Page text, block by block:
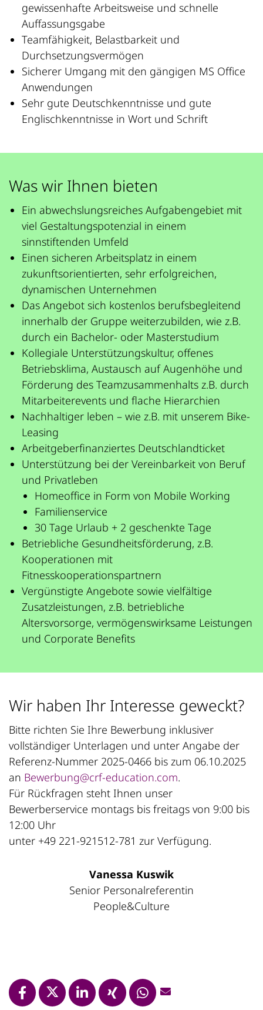
gewissenhafte Arbeitsweise und schnelle
Auffassungsgabe
Teamfähigkeit, Belastbarkeit und
Durchsetzungsvermögen
Sicherer Umgang mit den gängigen MS Office
Anwendungen
Sehr gute Deutschkenntnisse und gute
Englischkenntnisse in Wort und Schrift
Was wir Ihnen bieten
Ein abwechslungsreiches Aufgabengebiet mit
viel Gestaltungspotenzial in einem
sinnstiftenden Umfeld
Einen sicheren Arbeitsplatz in einem
zukunftsorientierten, sehr erfolgreichen,
dynamischen Unternehmen
Das Angebot sich kostenlos berufsbegleitend
innerhalb der Gruppe weiterzubilden, wie z.B.
durch ein Bachelor- oder Masterstudium
Kollegiale Unterstützungskultur, offenes
Betriebsklima, Austausch auf Augenhöhe und
Förderung des Teamzusammenhalts z.B. durch
Mitarbeiterevents und flache Hierarchien
Nachhaltiger leben – wie z.B. mit unserem Bike-
Leasing
Arbeitgeberfinanziertes Deutschlandticket
Unterstützung bei der Vereinbarkeit von Beruf
und Privatleben
Homeoffice in Form von Mobile Working
Familienservice
30 Tage Urlaub + 2 geschenkte Tage
Betriebliche Gesundheitsförderung, z.B.
Kooperationen mit
Fitnesskooperationspartnern
Vergünstigte Angebote sowie vielfältige
Zusatzleistungen, z.B. betriebliche
Altersvorsorge, vermögenswirksame Leistungen
und Corporate Benefits
Wir haben Ihr Interesse geweckt?
Bitte richten Sie Ihre Bewerbung inklusiver
vollständiger Unterlagen und unter Angabe der
Referenz-Nummer 2025-0466 bis zum 06.10.2025
an Bewerbung@crf-education.com.
Für Rückfragen steht Ihnen unser
Bewerberservice montags bis freitags von 9:00 bis
12:00 Uhr
unter +49 221-921512-781 zur Verfügung.
Vanessa Kuswik
Senior Personalreferentin
People&Culture